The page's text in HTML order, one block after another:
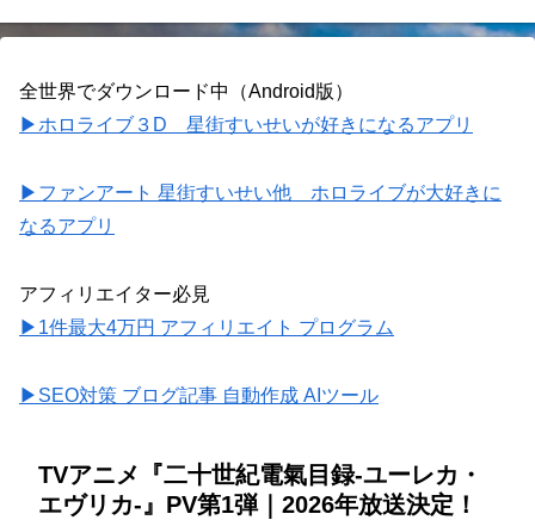
無
者
全世界でダウンロード中（Android版）
▶ホロライブ３D 星街すいせいが好きになるアプリ
▶ファンアート 星街すいせい他 ホロライブが大好きに
なるアプリ
アフィリエイター必見
▶1件最大4万円 アフィリエイト プログラム
▶SEO対策 ブログ記事 自動作成 AIツール
TVアニメ『二十世紀電氣目録-ユーレカ・
エヴリカ-』PV第1弾｜2026年放送決定！